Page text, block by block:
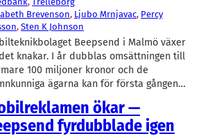
Brevenson, Ljubo Mrnjavac, Percy
, Sten K Johnson
Beepsend i Malmö växer
knakar. I år dubblas omsättningen till
100 miljoner kronor och de
ägarna kan för första gången…
ökar —
fyrdubblade igen